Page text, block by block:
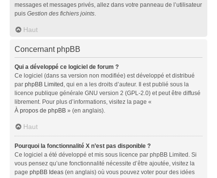
messages et messages privés, allez dans votre panneau de l’utilisateur
puis Gestion des fichiers joints
Haut
Concernant phpBB
Qui a développé ce logiciel de forum ?
Ce logiciel (dans sa version non modifiée) est développé et distribué
par phpBB Limited , qui en a les droits d’auteur. Il est publié sous la
licence publique générale GNU version 2 (GPL-2.0) et peut être diffusé
librement. Pour plus d’informations, visitez la page «
À propos de phpBB » (en anglais).
Haut
Pourquoi la fonctionnalité X n’est pas disponible ?
Ce logiciel a été développé et mis sous licence par phpBB Limited. Si
vous pensez qu’une fonctionnalité nécessite d’être ajoutée, visitez la
page phpBB Ideas (en anglais) où vous pouvez voter pour des idées